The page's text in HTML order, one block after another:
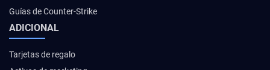
Guías de Counter-Strike
ADICIONAL
Tarjetas de regalo